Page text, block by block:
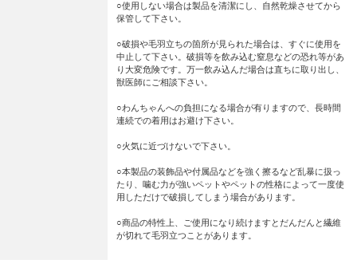
○使用しない場合は製品を清潔にし、自然乾燥させてから
保管して下さい。
○破損や毛羽立ちの箇所が見られた場合は、すぐに使用を
中止して下さい。破損等を飲み込む窒息などの恐れ等があ
り大変危険です。万一飲み込んだ場合は直ちに取り出し、
獣医師にご相談下さい。
○わんちゃんへの負担になる場合が有りますので、長時間
連続での着用はお避け下さい。
○火気に近づけないで下さい。
○本製品の装飾品や付属品などを強く擦るなど乱暴に扱っ
たり、噛む力が強いペットやペットの性格によって一度使
用しただけで破損してしまう場合があります。
○商品の特性上、ご使用になり続けますとだんだんと繊維
が切れて毛羽立つことがあります。